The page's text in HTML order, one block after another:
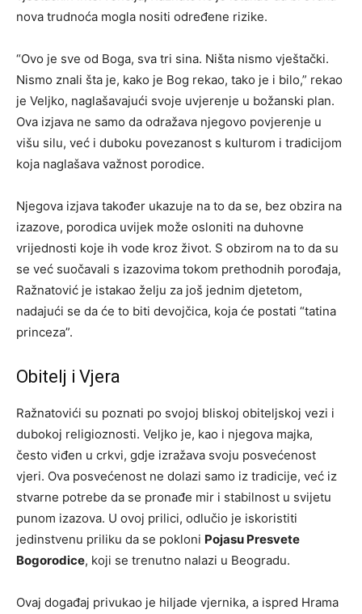
nova trudnoća mogla nositi određene rizike.
“Ovo je sve od Boga, sva tri sina. Ništa nismo vještački.
Nismo znali šta je, kako je Bog rekao, tako je i bilo,” rekao
je Veljko, naglašavajući svoje uvjerenje u božanski plan.
Ova izjava ne samo da odražava njegovo povjerenje u
višu silu, već i duboku povezanost s kulturom i tradicijom
koja naglašava važnost porodice.
Njegova izjava također ukazuje na to da se, bez obzira na
izazove, porodica uvijek može osloniti na duhovne
vrijednosti koje ih vode kroz život. S obzirom na to da su
se već suočavali s izazovima tokom prethodnih porođaja,
Ražnatović je istakao želju za još jednim djetetom,
nadajući se da će to biti devojčica, koja će postati “tatina
princeza”.
Obitelj i Vjera
Ražnatovići su poznati po svojoj bliskoj obiteljskoj vezi i
dubokoj religioznosti. Veljko je, kao i njegova majka,
često viđen u crkvi, gdje izražava svoju posvećenost
vjeri. Ova posvećenost ne dolazi samo iz tradicije, već iz
stvarne potrebe da se pronađe mir i stabilnost u svijetu
punom izazova. U ovoj prilici, odlučio je iskoristiti
jedinstvenu priliku da se pokloni Pojasu Presvete
Bogorodice, koji se trenutno nalazi u Beogradu.
Ovaj događaj privukao je hiljade vjernika, a ispred Hrama